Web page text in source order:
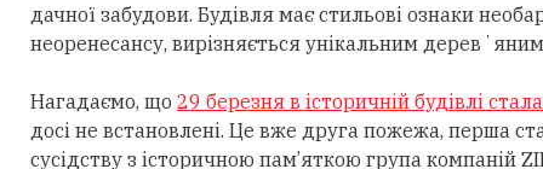
дачної забудови. Будівля має стильові ознаки
неоренесансу, вирізняється унікальним
Нагадаємо, що 29 березня в історичній будівлі
досі не встановлені. Це вже друга пожежа, перша
сусідству з історичною пам’яткою група компаній